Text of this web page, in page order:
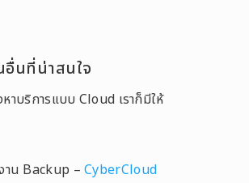
นที่น่าสนใจ
าบริการแบบ Cloud เราก็มีให้
าน Backup –CyberCloud